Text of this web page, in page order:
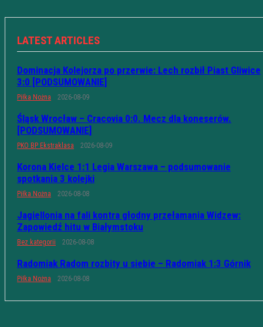
LATEST ARTICLES
Dominacja Kolejorza po przerwie: Lech rozbił Piast Gliwice
3:0 [PODSUMOWANIE]
Piłka Nożna 2026-08-09
Śląsk Wrocław – Cracovia 0:0. Mecz dla koneserów.
[PODSUMOWANIE]
PKO BP Ekstraklasa 2026-08-09
Korona Kielce 1:1 Legia Warszawa – podsumowanie
spotkania 3 kolejki
Piłka Nożna 2026-08-08
Jagiellonia na fali kontra głodny przełamania Widzew:
Zapowiedź hitu w Białymstoku
Bez kategorii 2026-08-08
Radomiak Radom rozbity u siebie – Radomiak 1:3 Górnik
Piłka Nożna 2026-08-08